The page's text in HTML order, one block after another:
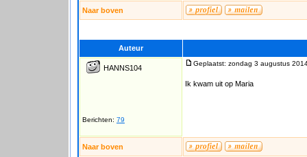
Naar boven
Auteur
HANNS104
Berichten: 79
Geplaatst: zondag 3 augustus
Ik kwam uit op Maria
Naar boven